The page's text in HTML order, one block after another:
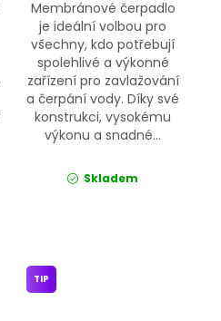
Membránové čerpadlo
je ideální volbou pro
všechny, kdo potřebují
spolehlivé a výkonné
zařízení pro zavlažování
a čerpání vody. Díky své
konstrukci, vysokému
výkonu a snadné...
Skladem
TIP